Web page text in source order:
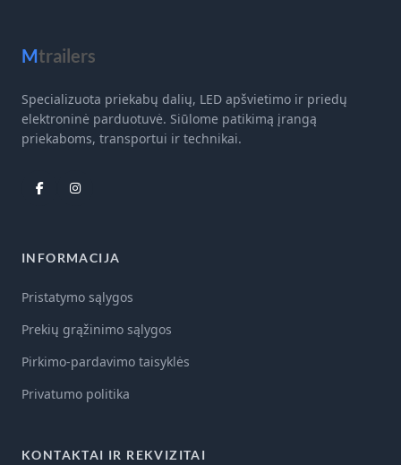
Mtrailers
Specializuota priekabų dalių, LED apšvietimo ir priedų
elektroninė parduotuvė. Siūlome patikimą įrangą
priekaboms, transportui ir technikai.
INFORMACIJA
Pristatymo sąlygos
Prekių grąžinimo sąlygos
Pirkimo-pardavimo taisyklės
Privatumo politika
KONTAKTAI IR REKVIZITAI